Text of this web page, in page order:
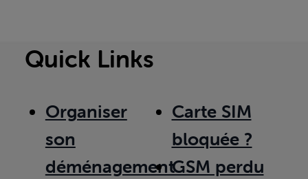
Quick Links
Organiser
son
déménagement
Carte SIM
bloquée ?
GSM perdu